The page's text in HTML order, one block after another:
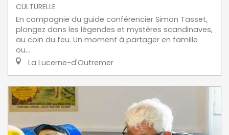
CULTURELLE
En compagnie du guide conférencier Simon Tasset,
plongez dans les légendes et mystères scandinaves,
au coin du feu. Un moment à partager en famille
ou...
La Lucerne-d'Outremer